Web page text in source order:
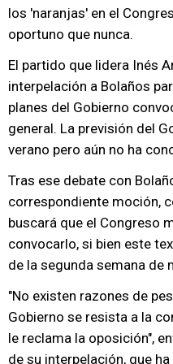
los 'naranjas' en el
oportuno que nunca.
El partido que lidera Inés
interpelación a Bolaños
planes del Gobierno
general. La previsión del
verano pero aún no ha
Tras ese debate con
correspondiente moción,
buscará que el Congreso
convocarlo, si bien este
de la segunda semana de
"No existen razones de
Gobierno se resista a la
le reclama la oposición",
de su interpelación, que